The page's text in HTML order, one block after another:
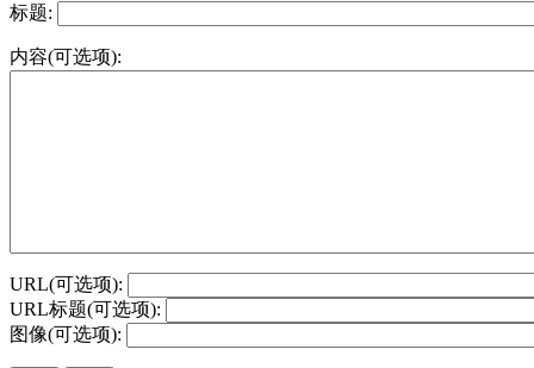
标题:
内容(可选项):
URL(可选项):
URL标题(可选项):
图像(可选项):